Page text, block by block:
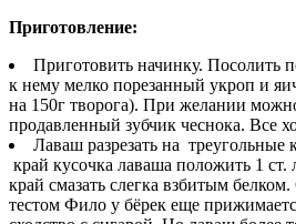
Приготовление:
Приготовить начинку. Посолить
к нему мелко порезанный укроп и
на 150г творога). При желании
продавленный зубчик чеснока. Все
Лаваш разрезать на
край кусочка лаваша положить 1
край смазать слегка взбитым
тестом Фило у бёрек еще